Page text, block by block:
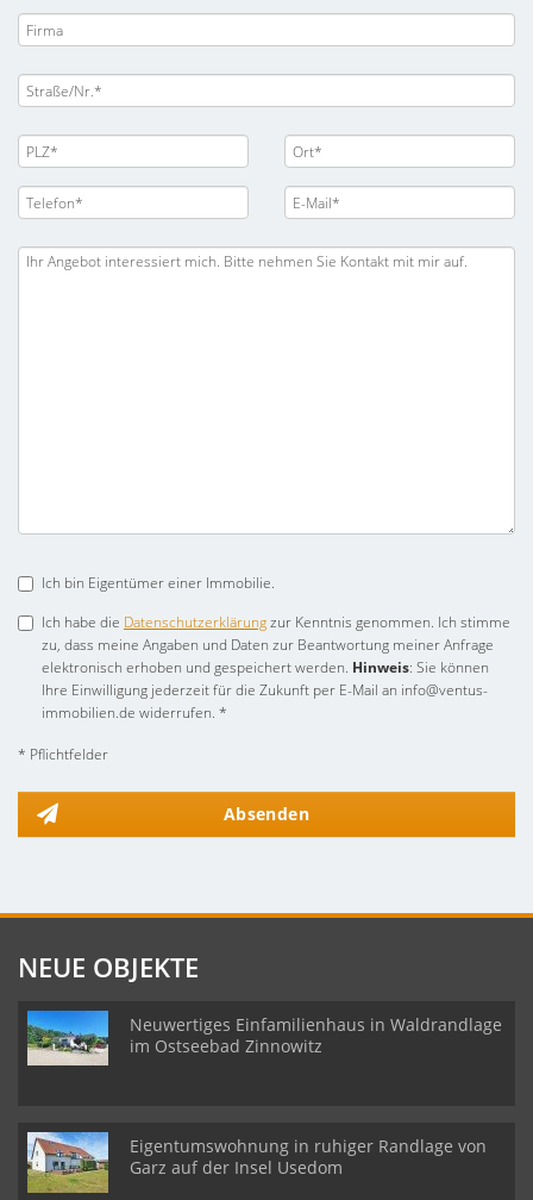
Ich bin Eigentümer einer Immobilie.
Ich habe die Datenschutzerklärungzur Kenntnis genommen. Ich stimme
zu, dass meine Angaben und Daten zur Beantwortung meiner Anfrage
elektronisch erhoben und gespeichert werden. Hinweis: Sie können
Ihre Einwilligung jederzeit für die Zukunft per E-Mail an info@ventus-
immobilien.de widerrufen. *
* Pflichtfelder
Absenden
NEUE OBJEKTE
Neuwertiges Einfamilienhaus in Waldrandlage
im Ostseebad Zinnowitz
Eigentumswohnung in ruhiger Randlage von
Garz auf der Insel Usedom